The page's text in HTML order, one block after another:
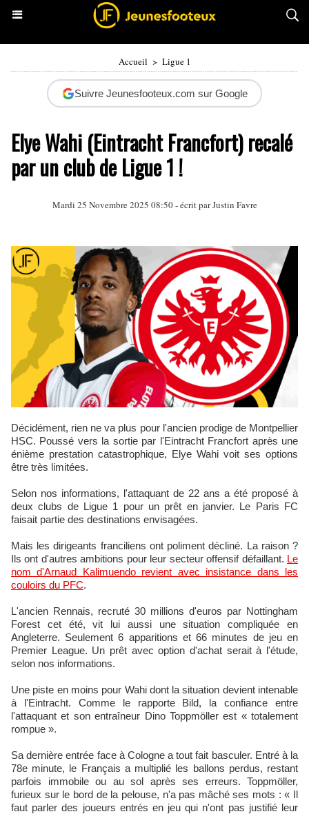
Accueil > Ligue 1
Suivre Jeunesfooteux.com sur Google
Elye Wahi (Eintracht Francfort) recalé
par un club de Ligue 1 !
Mardi 25 Novembre 2025 08:50 - écrit parJustin Favre
Décidément, rien ne va plus pour l'ancien prodige de Montpellier
HSC. Poussé vers la sortie par l'Eintracht Francfort après une
énième prestation catastrophique, Elye Wahi voit ses options
être très limitées.
Selon nos informations, l'attaquant de 22 ans a été proposé à
deux clubs de Ligue 1 pour un prêt en janvier. Le Paris FC
faisait partie des destinations envisagées.
Mais les dirigeants franciliens ont poliment décliné. La raison ?
Ils ont d'autres ambitions pour leur secteur offensif défaillant. Le
nom d'Arnaud Kalimuendo revient avec insistance dans les
couloirs du PFC.​
L'ancien Rennais, recruté 30 millions d'euros par Nottingham
Forest cet été, vit lui aussi une situation compliquée en
Angleterre. Seulement 6 apparitions et 66 minutes de jeu en
Premier League. Un prêt avec option d'achat serait à l'étude,
selon nos informations.
Une piste en moins pour Wahi dont la situation devient intenable
à l'Eintracht. Comme le rapporte Bild, la confiance entre
l'attaquant et son entraîneur Dino Toppmöller est « totalement
rompue ».​
Sa dernière entrée face à Cologne a tout fait basculer. Entré à la
78e minute, le Français a multiplié les ballons perdus, restant
parfois immobile ou au sol après ses erreurs. Toppmöller,
furieux sur le bord de la pelouse, n'a pas mâché ses mots : « Il
faut parler des joueurs entrés en jeu qui n'ont pas justifié leur